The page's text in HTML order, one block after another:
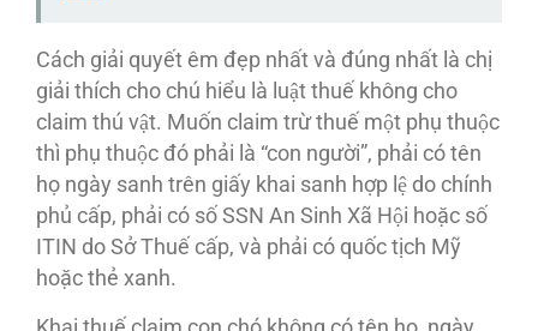
Cách giải quyết êm đẹp nhất và đúng nhất là chị
giải thích cho chú hiểu là luật thuế không cho
claim thú vật. Muốn claim trừ thuế một phụ thuộc
thì phụ thuộc đó phải là “con người”, phải có tên
họ ngày sanh trên giấy khai sanh hợp lệ do chính
phủ cấp, phải có số SSN An Sinh Xã Hội hoặc số
ITIN do Sở Thuế cấp, và phải có quốc tịch Mỹ
hoặc thẻ xanh.